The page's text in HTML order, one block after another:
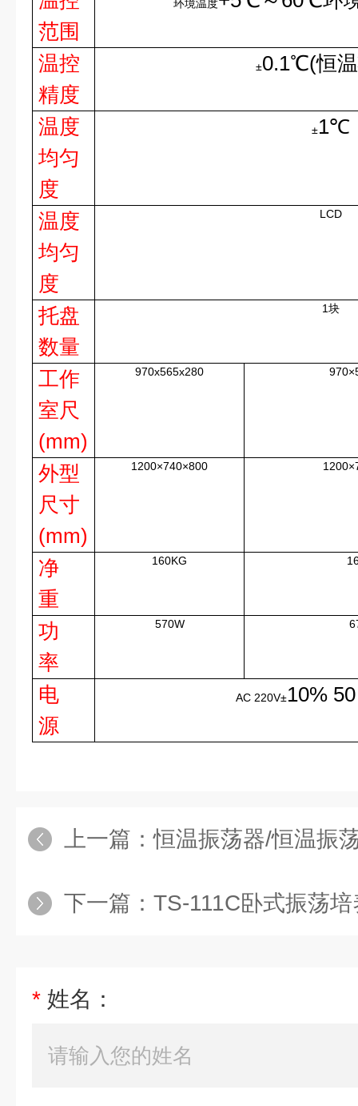
范围
环境温度
温控
精度
±0.1℃(恒
温度
均匀
度
±1℃
温度
均匀
度
LCD
托盘
数量
1块
工作
室尺
(mm)
970x565x280
外型
尺寸
(mm)
1200×740×800
净
重
160KG
功
率
570W
电
源
AC 220V±10%
上一篇：恒温振荡器/恒温振
下一篇： TS-111C卧式振荡
* 姓名：